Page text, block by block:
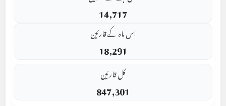
14,717
اس ماہ کے قارئین
18,291
کل قارئین
847,301